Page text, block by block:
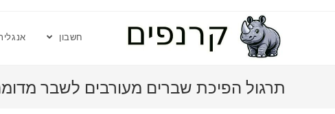
חשבון
תרגול הפיכת שברים מעורבים לשבר